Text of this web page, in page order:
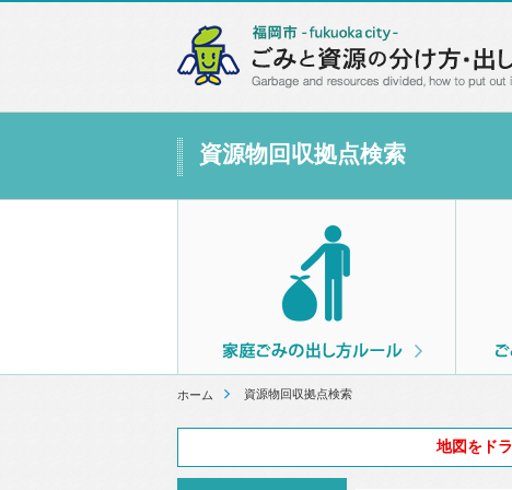
資源物回収拠点検索
ホーム 資源物回収拠点検索
地図をド